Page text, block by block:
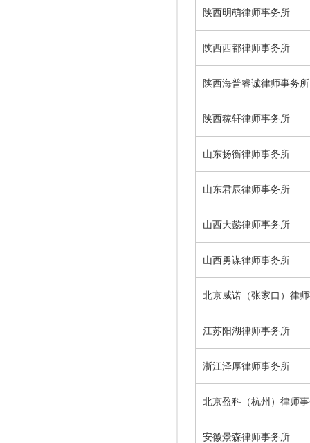
陕西明萌律师事务所
陕西西都律师事务所
陕西海普睿诚律师事务所
陕西稼轩律师事务所
山东扬衡律师事务所
山东君辰律师事务所
山西大懿律师事务所
山西勇谋律师事务所
北京威诺（张家口）律
江苏阳湖律师事务所
浙江泽厚律师事务所
北京盈科（杭州）律师
安徽景森律师事务所